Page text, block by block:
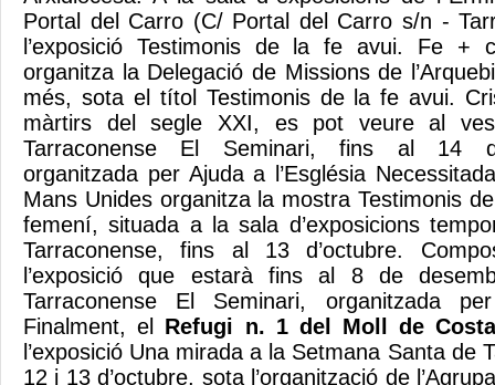
Portal del Carro (C/ Portal del Carro s/n -
l’exposició Testimonis de la fe avui. Fe +
organitza la Delegació de Missions de
més, sota el títol Testimonis de la fe avui.
màrtirs del segle XXI, es pot veure al
Tarraconense El Seminari, fins al 14
organitzada per Ajuda a l’Església
Mans Unides organitza la mostra Testimonis
femení, situada a la sala d’exposicions
Tarraconense, fins al 13 d’octubre.
l’exposició que estarà fins al 8 de
Tarraconense El Seminari, organitzada
Finalment, el Refugi n. 1 del Moll de
l’exposició Una mirada a la Setmana Santa de
12 i 13 d’octubre, sota l’organització de